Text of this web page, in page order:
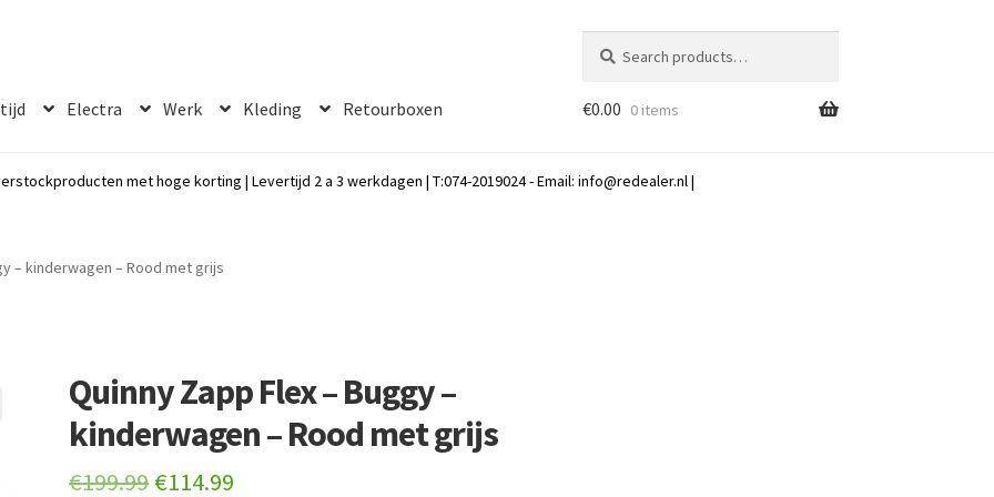
for:
Electra Werk Kleding Retourboxen €0.00 0 items
met hoge korting | Levertijd 2 a 3 werkdagen | T:074-2019024 - Email: info@redealer.nl|
– kinderwagen – Rood met grijs
Quinny Zapp Flex – Buggy –
kinderwagen – Rood met grijs
€199.99 Original
€114.99